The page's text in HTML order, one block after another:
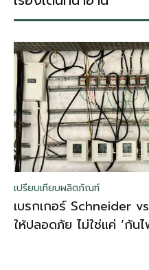
เปรียบเทียบผลิตภัณฑ์
เบรกเกอร์ Schneider
ให้ปลอดภัย ไม่ใช่แค่ ‘กัน